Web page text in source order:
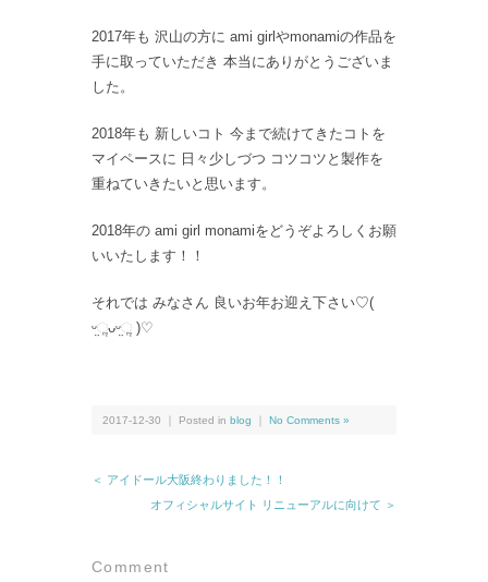
2017年も 沢山の方に ami girlやmonamiの作品を
手に取っていただき 本当にありがとうございま
した。
2018年も 新しいコト 今まで続けてきたコトを
マイペースに 日々少しづつ コツコツと製作を
重ねていきたいと思います。
2018年の ami girl monamiをどうぞよろしくお願
いいたします！！
それでは みなさん 良いお年お迎え下さい♡(
ᵕ̤ૢᴗᵕ̤ૢ )♡
2017-12-30 ｜ Posted in blog No Comments »
＜ アイドール大阪終わりました！！
オフィシャルサイト リニューアルに向けて ＞
Comment